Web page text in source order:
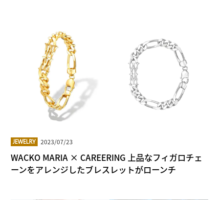
JEWELRY 2023/07/23
WACKO MARIA × CAREERING 上品なフィガロチェ
ーンをアレンジしたブレスレットがローンチ